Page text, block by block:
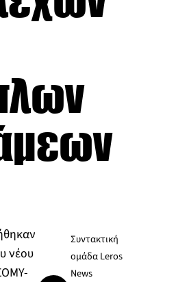
νέου
Συντακτική
ομάδα Leros
News